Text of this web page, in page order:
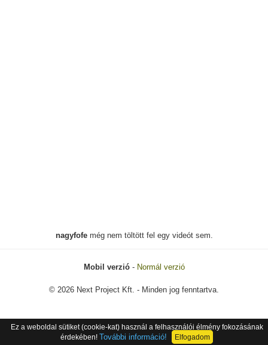
nagyfofemég nem töltött fel egy videót sem.
Mobil verzió- Normál verzió
© 2026 Next Project Kft. - Minden jog fenntartva.
Ez a weboldal sütiket (cookie-kat) használ a felhasználói élmény fokozásának
érdekében! További információ! Elfogadom